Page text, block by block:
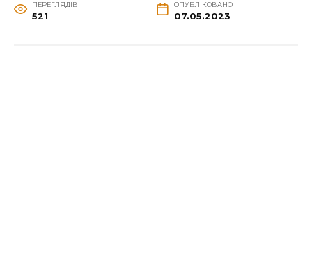
ПЕРЕГЛЯДІВ
521
ОПУБЛІКОВАНО
07.05.2023